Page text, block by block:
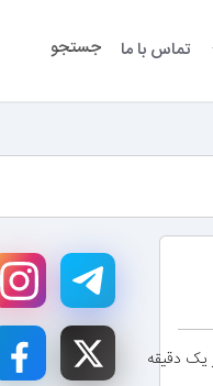
تماس با ما جستجو
یک دقیقه